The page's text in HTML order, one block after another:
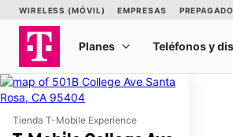
Tienda T-Mobile Experience